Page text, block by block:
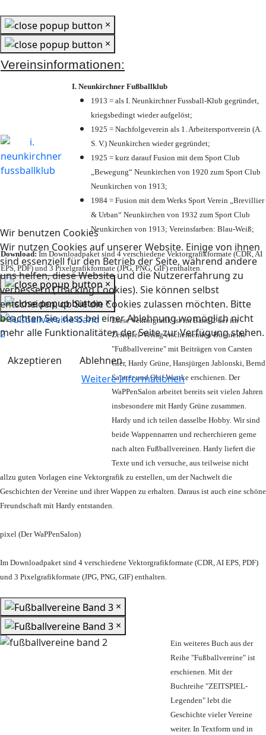
Wir benutzen Cookies
Wir nutzen Cookies auf unserer Website. Einige von ihnen
sind essenziell für den Betrieb der Seite, während andere
uns helfen, diese Website und die Nutzererfahrung zu
verbessern (Tracking Cookies). Sie können selbst
entscheiden, ob Sie die Cookies zulassen möchten. Bitte
beachten Sie, dass bei einer Ablehnung womöglich nicht
mehr alle Funktionalitäten der Seite zur Verfügung stehen.
Akzeptieren
Ablehnen
Weitere Informationen
×
×
Vereinsinformationen:
I. Neunkirchner Fußballklub
1913 = als I. Neunkirchner Fussball-Klub gegründet,
kriegsbedingt wieder aufgelöst;
1925 = Nachfolgeverein als 1. Arbeitersportverein (A.
S. V.) Neunkirchen wieder gegründet;
1925 = kurz darauf Fusion mit dem Sport Club
„Bewegung“ Neunkirchen von 1920 zum Sport Club
Neunkirchen von 1913;
1984 = Fusion mit dem Werks Sport Verein „Brevillier
& Urban“ Neunkirchen von 1932 zum Sport Club
Neunkirchen von 1913; Vereinsfarben: Blau-Weiß;
Download:Im Downloadpaket sind 4 verschiedene Vektorgrafikformate (CDR, AI
EPS, PDF) und 3 Pixelgrafikformate (JPG, PNG, GIF) enthalten.
×
×
Diese Vektorgrafik ist im Band 2 der im
Zeitspiel-Verlag erscheinenden Buchreihe
"Fußballvereine" mit Beiträgen von Carsten
Gier, Hardy Grüne, Hansjürgen Jablonski, Bernd
Sautter und Olaf Wuttke erschienen. Der
WaPPenSalon arbeitet bereits seit vielen Jahren
insbesondere mit Hardy Grüne zusammen.
Hardy und ich teilen dasselbe Hobby. Wir sind
beide Wappennarren und recherchieren gerne
nach alten Fußballvereinen. Hardy liefert die
Texte und ich versuche, aus teilweise nicht
allzu guten Vorlagen eine Vektorgrafik zu erstellen, um der Nachwelt die
Geschichten der Vereine und ihrer Wappen zu erhalten. Daraus ist auch eine schöne
Freundschaft mit Hardy entstanden.
pixel (Der WaPPenSalon)
Im Downloadpaket sind 4 verschiedene Vektorgrafikformate (CDR, AI EPS, PDF)
und 3 Pixelgrafikformate (JPG, PNG, GIF) enthalten.
×
×
Ein weiteres Buch aus der
Reihe "Fußballvereine" ist
erschienen. Mit der
Buchreihe "ZEITSPIEL-
Legenden" lebt die
Geschichte vieler Vereine
weiter. In Textform und in